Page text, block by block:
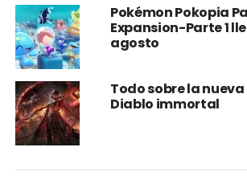
Triple de RDO$, XP y XP de rol en
comerciante.
Triple de RDO$ y XP en el evento
Ruta comercial.
Doble de oro por completar todos
diarios.
ventas.
Pokémon Pokopia
Expansion-Parte 1
agosto
Todo sobre la
Diablo immortal